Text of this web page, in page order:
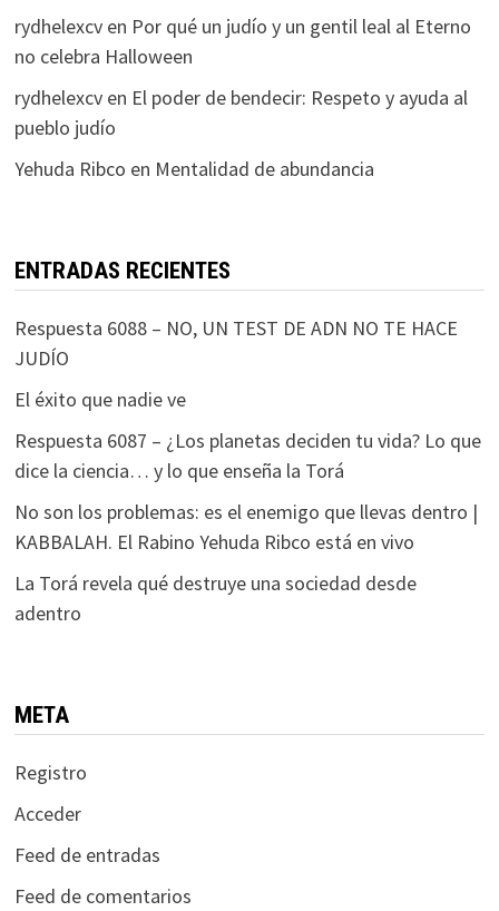
rydhelexcven Por qué un judío y un gentil leal al Eterno
no celebra Halloween
rydhelexcven El poder de bendecir: Respeto y ayuda al
pueblo judío
Yehuda Ribco en Mentalidad de abundancia
ENTRADAS RECIENTES
Respuesta 6088 – NO, UN TEST DE ADN NO TE HACE
JUDÍO
El éxito que nadie ve
Respuesta 6087 – ¿Los planetas deciden tu vida? Lo que
dice la ciencia… y lo que enseña la Torá
No son los problemas: es el enemigo que llevas dentro |
KABBALAH. El Rabino Yehuda Ribco está en vivo
La Torá revela qué destruye una sociedad desde
adentro
META
Registro
Acceder
Feed de entradas
Feed de comentarios